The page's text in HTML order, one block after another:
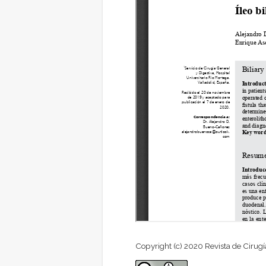
Copyright (c) 2020 Revista de